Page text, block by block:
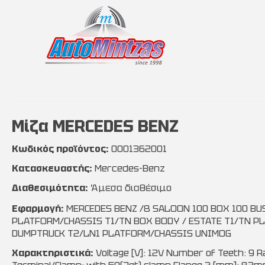
Μίζα MERCEDES BENZ
Κωδικός προϊόντος: 0001362001
Κατασκευαστής: Mercedes-Benz
Διαθεσιμότητα: Άμεσα διαθέσιμο
Εφαρμογή: MERCEDES BENZ /8 SALOON 100 BOX 100
PLATFORM/CHASSIS T1/TN BOX BODY / ESTATE T1/TN
DUMPTRUCK T2/LN1 PLATFORM/CHASSIS UNIMOG
Χαρακτηριστικά: Voltage [V]: 12V Number of Teeth: 9